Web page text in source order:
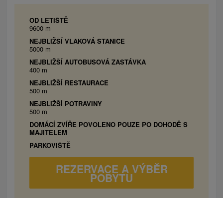
balkón, chladnička, TV/káblová TV, WiFi,
kúpeľňa s toaletou.
2x Trojlôžková izba:3x jednolôžková posteľ,
balkón, chladnička, TV/káblová TV, WiFi,
kúpeľňa s toaletou.
OD LETIŠTĚ
9600 m
NEJBLIŽŠÍ VLAKOVÁ STANICE
5000 m
NEJBLIŽŠÍ AUTOBUSOVÁ ZASTÁVKA
400 m
NEJBLIŽŠÍ RESTAURACE
500 m
NEJBLIŽŠÍ POTRAVINY
500 m
DOMÁCÍ ZVÍŘE POVOLENO POUZE PO DOHODĚ S
MAJITELEM
PARKOVIŠTĚ
REZERVACE A VÝBĚR
POBYTU